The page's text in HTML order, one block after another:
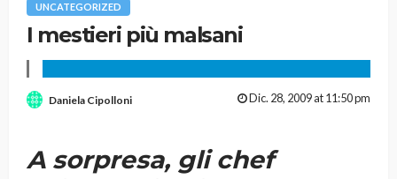
UNCATEGORIZED
I mestieri più malsani
Daniela Cipolloni Dic. 28, 2009 at 11:50 pm
A sorpresa, gli chef